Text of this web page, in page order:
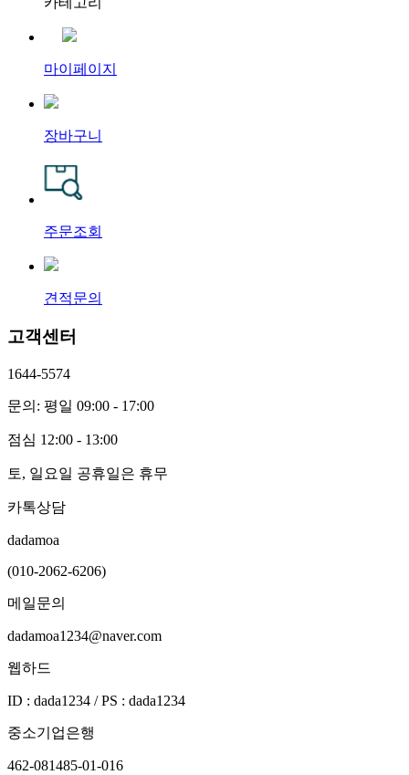
마이페이지
장바구니
주문조회
견적문의
고객센터
1644-5574
문의: 평일 09:00 - 17:00
점심 12:00 - 13:00
토, 일요일 공휴일은 휴무
카톡상담
dadamoa
(010-2062-6206)
메일문의
dadamoa1234@naver.com
웹하드
ID : dada1234 / PS : dada1234
중소기업은행
462-081485-01-016